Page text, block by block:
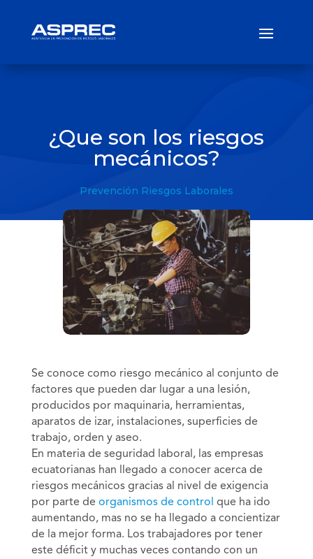
¿Que son los riesgos
mecánicos?
Prevención Riesgos Laborales
Se conoce como riesgo mecánico al conjunto de
factores que pueden dar lugar a una lesión,
producidos por maquinaria, herramientas,
aparatos de izar, instalaciones, superficies de
trabajo, orden y aseo.
En materia de seguridad laboral, las empresas
ecuatorianas han llegado a conocer acerca de
riesgos mecánicos gracias al nivel de exigencia
por parte de organismos de control que ha ido
aumentando, mas no se ha llegado a concientizar
de la mejor forma. Los trabajadores por tener
este déficit y muchas veces contando con un